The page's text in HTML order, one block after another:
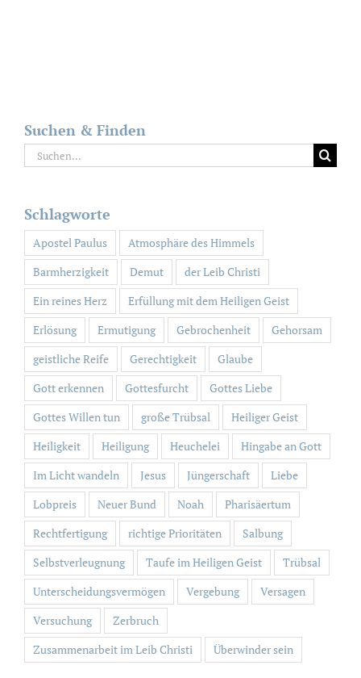
Suchen & Finden
Suche
nach:
Schlagworte
Apostel Paulus
Atmosphäre des Himmels
Barmherzigkeit
Demut
der Leib Christi
Ein reines Herz
Erfüllung mit dem Heiligen Geist
Erlösung
Ermutigung Gebrochenheit
Gehorsam
geistliche Reife
Gerechtigkeit
Glaube
Gott erkennen
Gottesfurcht
Gottes Liebe
Gottes Willen tun
große Trübsal
Heiliger Geist
Heiligkeit
Heiligung Heuchelei
Hingabe an Gott
Im Licht wandeln
Jesus Jüngerschaft
Liebe
Lobpreis
Neuer Bund Noah
Pharisäertum
Rechtfertigung
richtige Prioritäten
Salbung
Selbstverleugnung
Taufe im Heiligen Geist
Trübsal
Unterscheidungsvermögen
Vergebung
Versagen
Versuchung
Zerbruch
Zusammenarbeit im Leib Christi
Überwinder sein